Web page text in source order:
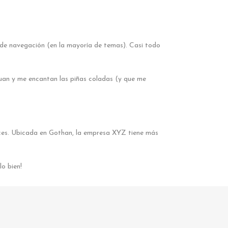
navegación (en la mayoría de temas). Casi todo
y me encantan las piñas coladas (y que me
Ubicada en Gothan, la empresa XYZ tiene más
bien!